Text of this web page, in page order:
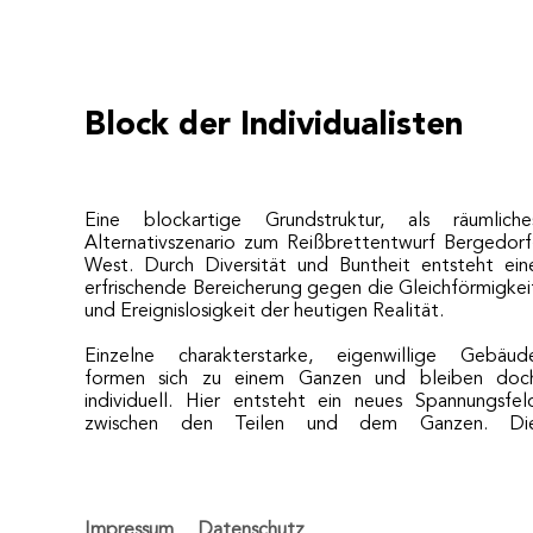
Block der Individualisten
Eine blockartige Grundstruktur, als
Alternativszenario zum Reißbrettentwurf
West. Durch Diversität und Buntheit entsteht
erfrischende Bereicherung gegen die
und Ereignislosigkeit der heutigen Realität.
Einzelne charakterstarke, eigenwillige
formen sich zu einem Ganzen und bleiben
individuell. Hier entsteht ein neues
zwischen den Teilen und dem Ganzen.